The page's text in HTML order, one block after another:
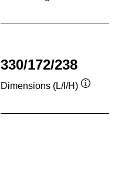
330/172/238
Dimensions (L/l/H)